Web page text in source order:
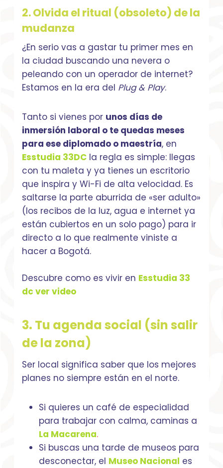
2. Olvida el ritual (obsoleto) de la
mudanza
¿En serio vas a gastar tu primer mes en
la ciudad buscando una nevera o
peleando con un operador de internet?
Estamos en la era del Plug & Play.
Tanto si vienes por unos días de
inmersión laboral o te quedas meses
para ese diplomado o maestría, en
Esstudia 33DC la regla es simple: llegas
con tu maleta y ya tienes un escritorio
que inspira y Wi-Fi de alta velocidad. Es
saltarse la parte aburrida de «ser adulto»
(los recibos de la luz, agua e internet ya
están cubiertos en un solo pago) para ir
directo a lo que realmente viniste a
hacer a Bogotá.
Descubre como es vivir en Esstudia 33
dc ver video
3. Tu agenda social (sin salir
de la zona)
Ser local significa saber que los mejores
planes no siempre están en el norte.
Si quieres un café de especialidad
para trabajar con calma, caminas a
La Macarena.
Si buscas una tarde de museos para
desconectar, el Museo Nacional es